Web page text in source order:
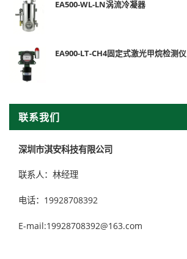
EA500-WL-LN涡流冷凝器
EA900-LT-CH4固定式激光甲烷检测仪
联系我们
深圳市淇安科技有限公司
联系人：林经理
电话：19928708392
E-mail:19928708392@163.com